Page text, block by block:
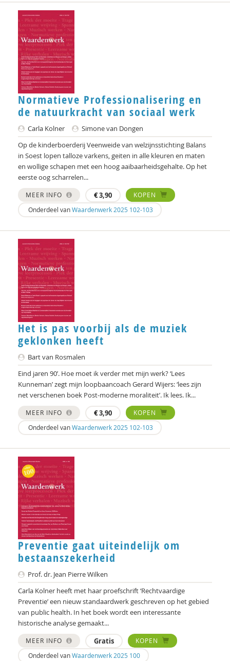
Wiel Veugelers
Joris Voorhoeve
Joost Vos
Marjoleine Vosselman
Jean Pierre Wilken
Bart Willemsen
Yanaika Zomer
J. de Zwaan
Normatieve Professionalisering en
de natuurkracht van sociaal werk
Carla Kolner
Simone van Dongen
Op de kinderboerderij Veenweide van welzijnsstichting Balans
in Soest lopen talloze varkens, geiten in alle kleuren en maten
en wollige schapen met een hoog aaibaarheidsgehalte. Op het
eerste oog scharrelen...
MEER INFO €3,90
KOPEN
Onderdeel vanWaardenwerk 2025 102-103
Het is pas voorbij als de muziek
geklonken heeft
Bart van Rosmalen
Eind jaren 90’. Hoe moet ik verder met mijn werk? ‘Lees
Kunneman’ zegt mijn loopbaancoach Gerard Wijers: ‘lees zijn
net verschenen boek Post-moderne moraliteit’. Ik lees. Ik...
MEER INFO €3,90
KOPEN
Onderdeel vanWaardenwerk 2025 102-103
Preventie gaat uiteindelijk om
bestaanszekerheid
Prof. dr. Jean Pierre Wilken
Carla Kolner heeft met haar proefschrift ‘Rechtvaardige
Preventie’ een nieuw standaardwerk geschreven op het gebied
van public health. In het boek wordt een interessante
historische analyse gemaakt...
MEER INFO Gratis
KOPEN
Onderdeel vanWaardenwerk 2025 100